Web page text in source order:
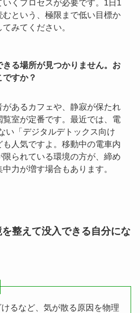
いくプロセスが必要です。1日1
むという、極限まで低い目標か
みてください。
きる場所が見つかりません。お
すか？
があるカフェや、静寂が保たれ
覧室が定番です。最近では、電
い「デジタルデトックス向け
も人気ですよ。移動中の電車内
限られている環境の方が、締め
力が増す場合もあります。
整えて没入できる自分にな
るなど、気が散る原因を物理